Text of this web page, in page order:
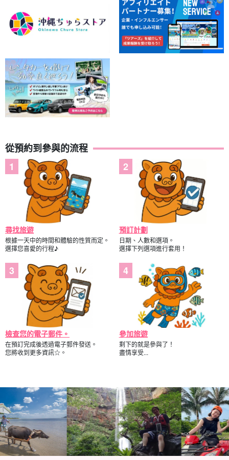
從預約到參與的流程
尋找旅遊
根據一天中的時間和體驗的性質而定。
選擇您喜愛的行程♪
預訂計劃
日期、人數和選項。
選擇下列選項進行套用！
檢查您的電子郵件。
在預訂完成後透過電子郵件發送。
您將收到更多資訊☆。
參加旅遊
剩下的就是參與了！
盡情享受...